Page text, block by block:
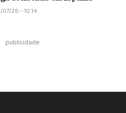
07/26 - 10:14
publicidade